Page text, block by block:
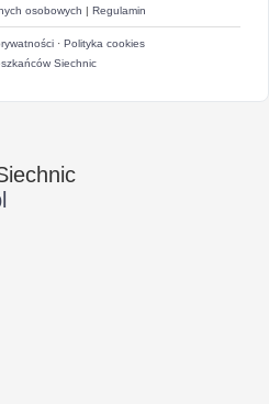
osobowych | Regulamin
· Polityka cookies
Siechnic